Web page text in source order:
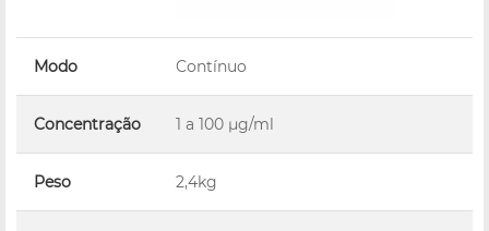
Modo Contínuo
Concentração 1 a 100 µg/ml
Peso 2,4kg